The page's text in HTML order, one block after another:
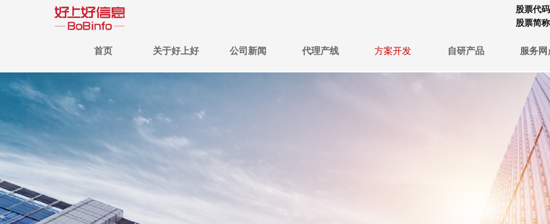
首页 关于好上好 公司新闻 代理产线 方案开发 自研产品 服务网
股票代
股票简